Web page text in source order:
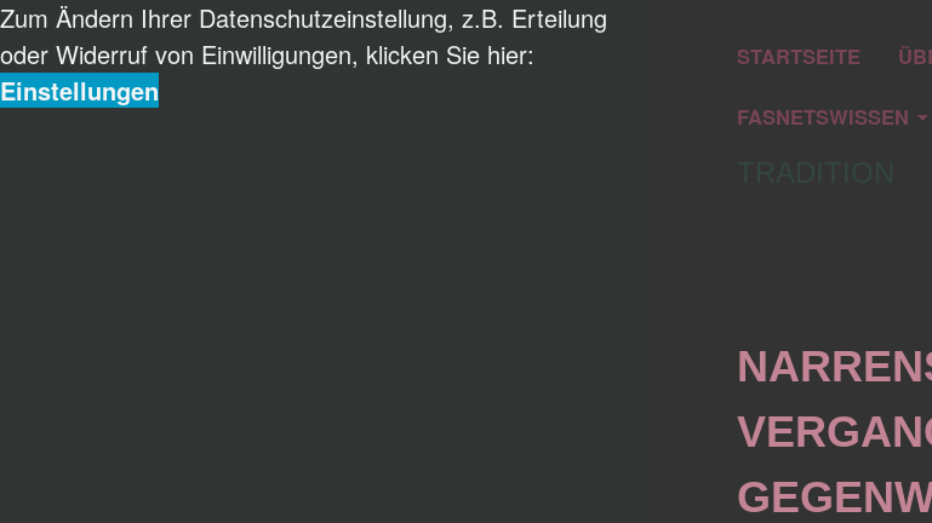
STARTSEITE
FASNETSWISSEN
Zum Ändern Ihrer Datenschutzeinstellung, z.B. Erteilung
oder Widerruf von Einwilligungen, klicken Sie hier:
Einstellungen